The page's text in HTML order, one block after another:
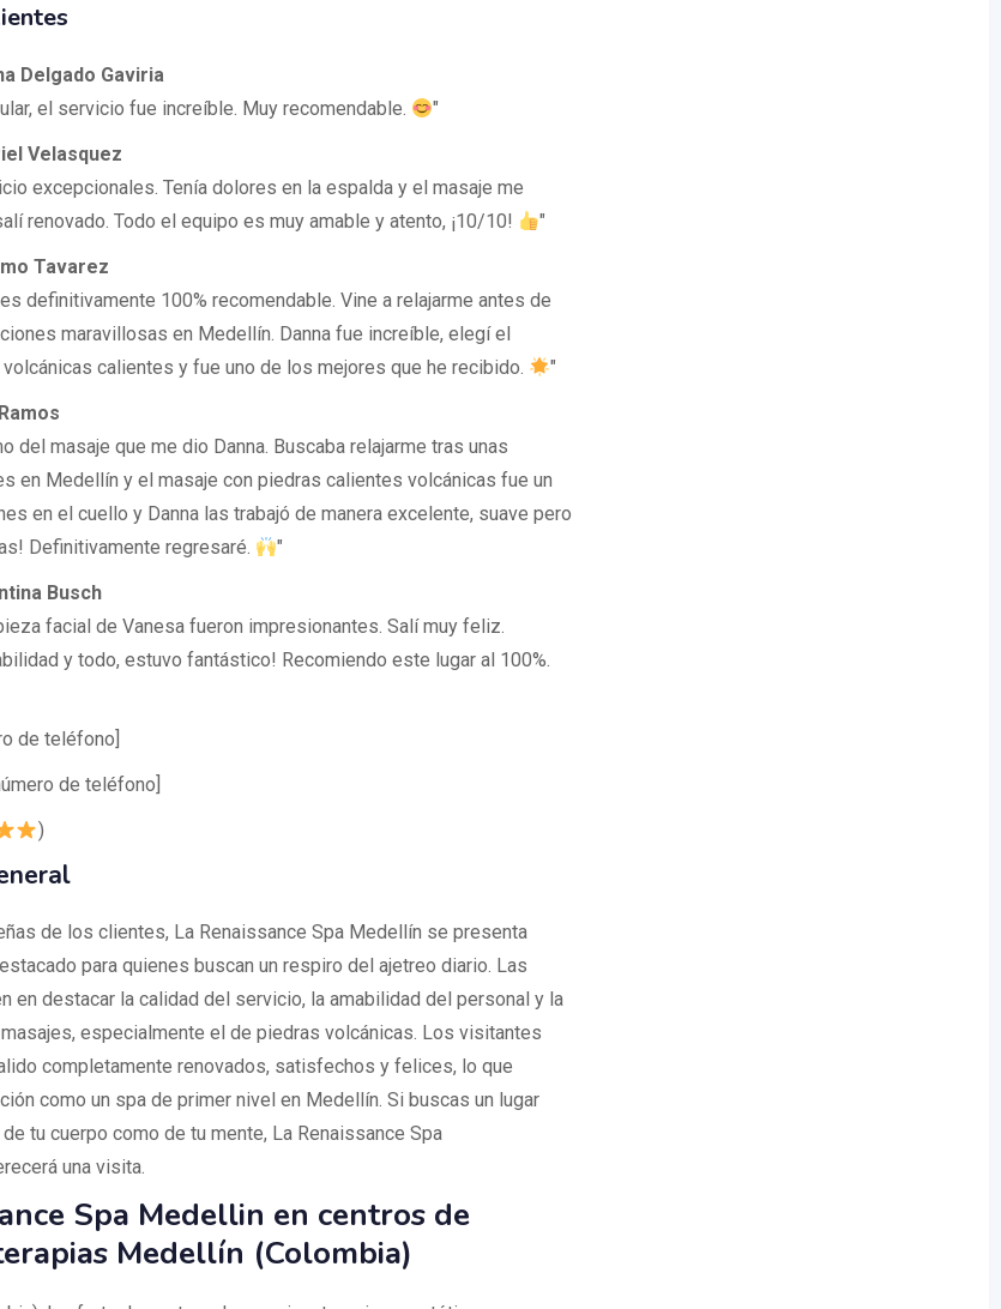
Delgado Gaviria
el servicio fue increíble. Muy recomendable.
"
Velasquez
excepcionales. Tenía dolores en la espalda y el masaje me
renovado. Todo el equipo es muy amable y atento, ¡10/10!
"
Tavarez
definitivamente 100% recomendable. Vine a relajarme antes de
maravillosas en Medellín. Danna fue increíble, elegí el
calientes y fue uno de los mejores que he recibido.
"
del masaje que me dio Danna. Buscaba relajarme tras unas
en Medellín y el masaje con piedras calientes volcánicas fue un
en el cuello y Danna las trabajó de manera excelente, suave pero
Definitivamente regresaré.
"
Busch
facial de Vanesa fueron impresionantes. Salí muy feliz.
y todo, estuvo fantástico! Recomiendo este lugar al 100%.
de teléfono]
de teléfono]
)
de los clientes, La Renaissance Spa Medellín se presenta
para quienes buscan un respiro del ajetreo diario. Las
en destacar la calidad del servicio, la amabilidad del personal y la
especialmente el de piedras volcánicas. Los visitantes
completamente renovados, satisfechos y felices, lo que
como un spa de primer nivel en Medellín. Si buscas un lugar
tu cuerpo como de tu mente, La Renaissance Spa
una visita.
Spa Medellin en centros de
Medellín (Colombia)